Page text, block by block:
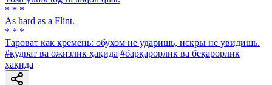
* * *
As hard as a Flint.
* * *
Тароват как кремень: обухом не ударишь, искры не увидишь.
#қудрат ва ожизлик ҳақида #барқарорлик ва беқарорлик
ҳақида